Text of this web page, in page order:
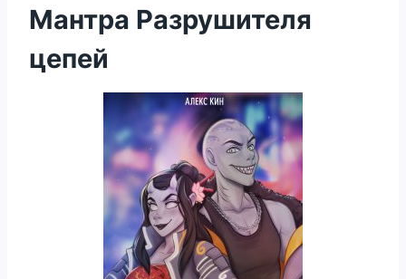
Мантра Разрушителя
цепей